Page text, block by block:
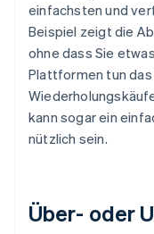
einfachsten und
Beispiel zeigt die
ohne dass Sie
Plattformen tun
kann sogar ein
nützlich sein.
Über- oder